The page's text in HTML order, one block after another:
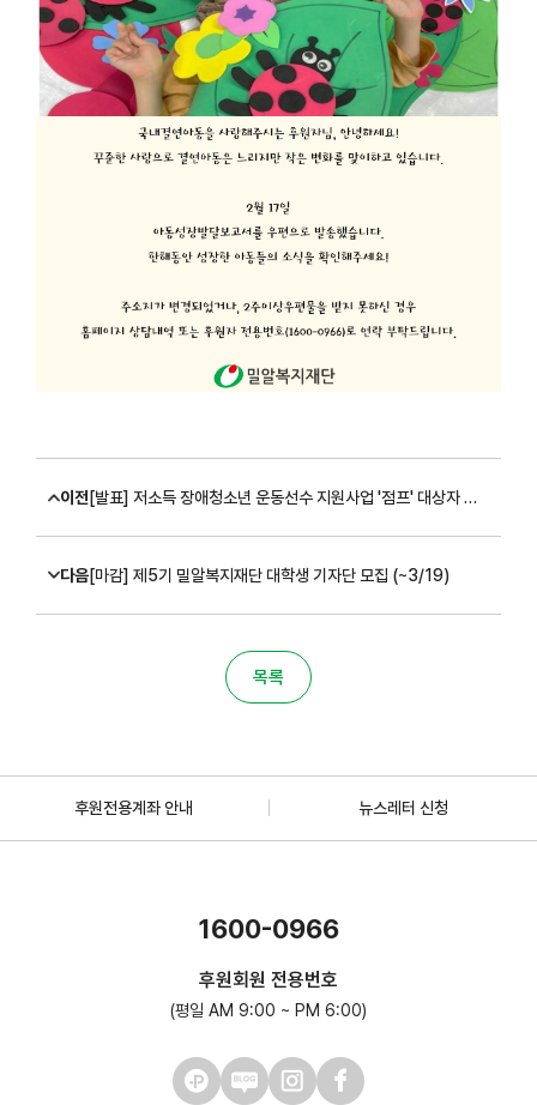
이전 [발표] 저소득 장애청소년 운동선수 지원사업 '점프' 대상자 선정 (1차 서류 심사)
다음[마감] 제5기 밀알복지재단 대학생 기자단 모집 (~3/19)
목록
후원전용계좌 안내 뉴스레터 신청
1600-0966
후원회원 전용번호
(평일 AM 9:00 ~ PM 6:00)